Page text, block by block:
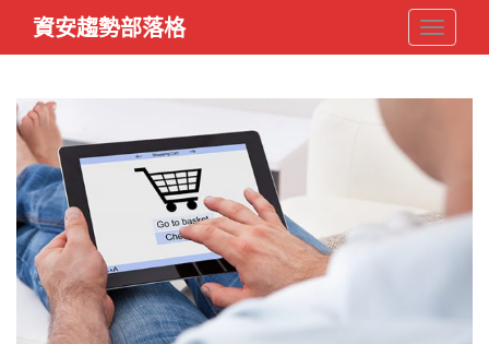
i
資安趨勢部落格